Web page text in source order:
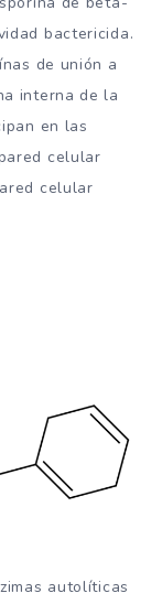
bactericida.
de unión a
interna de la
en las
celular
celular
autolíticas